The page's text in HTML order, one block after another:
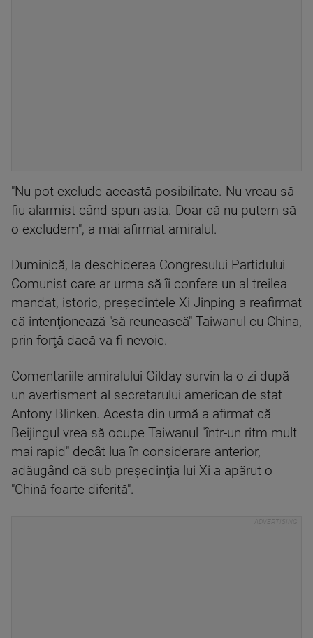
"Nu pot exclude această posibilitate. Nu vreau să
fiu alarmist când spun asta. Doar că nu putem să
o excludem", a mai afirmat amiralul.
Duminică, la deschiderea Congresului Partidului
Comunist care ar urma să îi confere un al treilea
mandat, istoric, preşedintele Xi Jinping a reafirmat
că intenţionează "să reunească" Taiwanul cu China,
prin forţă dacă va fi nevoie.
Comentariile amiralului Gilday survin la o zi după
un avertisment al secretarului american de stat
Antony Blinken. Acesta din urmă a afirmat că
Beijingul vrea să ocupe Taiwanul "într-un ritm mult
mai rapid" decât lua în considerare anterior,
adăugând că sub preşedinţia lui Xi a apărut o
"Chină foarte diferită".